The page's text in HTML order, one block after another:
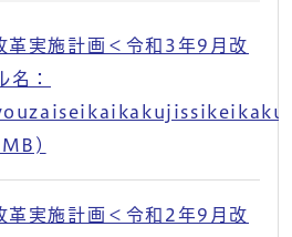
革実施計画＜令和3年9月改
名：
革実施計画＜令和2年9月改